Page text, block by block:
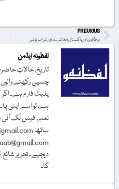
PREVIOUS
برطانوی اور پاکستان معاشرے اور شراب نوشی
لفظونہ ایڈمن
تاریخ، حالاتِ
چسپی رکھنے
پلیٹ فارم ہے۔ اگر
ہے، تو اسے اپنی
نمبر، فیس بُک
دیجیے۔ تحریر
گا۔